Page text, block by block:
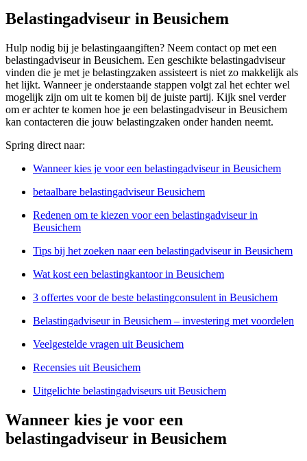
Belastingadviseur in Beusichem
Hulp nodig bij je belastingaangiften? Neem contact op met een
belastingadviseur in Beusichem. Een geschikte belastingadviseur
vinden die je met je belastingzaken assisteert is niet zo makkelijk als
het lijkt. Wanneer je onderstaande stappen volgt zal het echter wel
mogelijk zijn om uit te komen bij de juiste partij. Kijk snel verder
om er achter te komen hoe je een belastingadviseur in Beusichem
kan contacteren die jouw belastingzaken onder handen neemt.
Spring direct naar:
Wanneer kies je voor een belastingadviseur in Beusichem
betaalbare belastingadviseur Beusichem
Redenen om te kiezen voor een belastingadviseur in
Beusichem
Tips bij het zoeken naar een belastingadviseur in Beusichem
Wat kost een belastingkantoor in Beusichem
3 offertes voor de beste belastingconsulent in Beusichem
Belastingadviseur in Beusichem – investering met voordelen
Veelgestelde vragen uit Beusichem
Recensies uit Beusichem
Uitgelichte belastingadviseurs uit Beusichem
Wanneer kies je voor een
belastingadviseur in Beusichem